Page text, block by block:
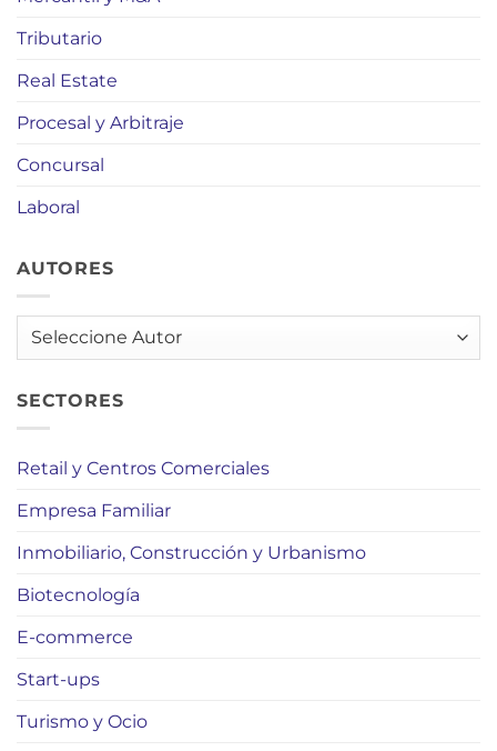
Tributario
Real Estate
Procesal y Arbitraje
Concursal
Laboral
AUTORES
AUTORES
SECTORES
Retail y Centros Comerciales
Empresa Familiar
Inmobiliario, Construcción y Urbanismo
Biotecnología
E-commerce
Start-ups
Turismo y Ocio